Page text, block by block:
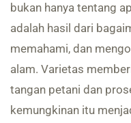
bukan hanya tentang
adalah hasil dari
memahami, dan
alam. Varietas
tangan petani dan
kemungkinan itu